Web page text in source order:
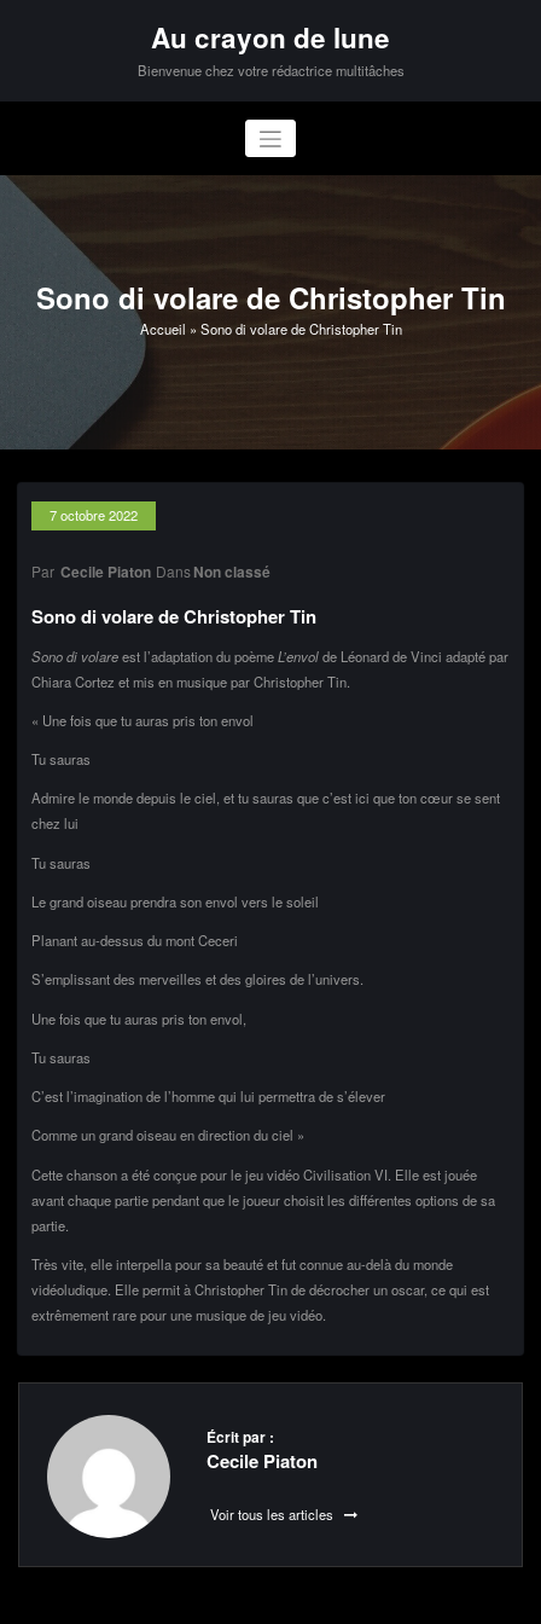
Au crayon de lune
Bienvenue chez votre rédactrice multitâches
Sono di volare de Christopher Tin
Accueil » Sono di volare de Christopher Tin
7 octobre 2022
Par Cecile Piaton DansNon classé
Sono di volare de Christopher Tin
Sono di volareest l’adaptation du poèmeL’envolde Léonard de Vinci adapté par
Chiara Cortez et mis en musique par Christopher Tin.
« Une fois que tu auras pris ton envol
Tu sauras
Admire le monde depuis le ciel, et tu sauras que c’est ici que ton cœur se sent
chez lui
Tu sauras
Le grand oiseau prendra son envol vers le soleil
Planant au-dessus du mont Ceceri
S’emplissant des merveilles et des gloires de l’univers.
Une fois que tu auras pris ton envol,
Tu sauras
C’est l’imagination de l’homme qui lui permettra de s’élever
Comme un grand oiseau en direction du ciel »
Cette chanson a été conçue pour le jeu vidéo Civilisation VI. Elle est jouée
avant chaque partie pendant que le joueur choisit les différentes options de sa
partie.
Très vite, elle interpella pour sa beauté et fut connue au-delà du monde
vidéoludique. Elle permit à Christopher Tin de décrocher un oscar, ce qui est
extrêmement rare pour une musique de jeu vidéo.
Écrit par :
Cecile Piaton
Voir tous les articles